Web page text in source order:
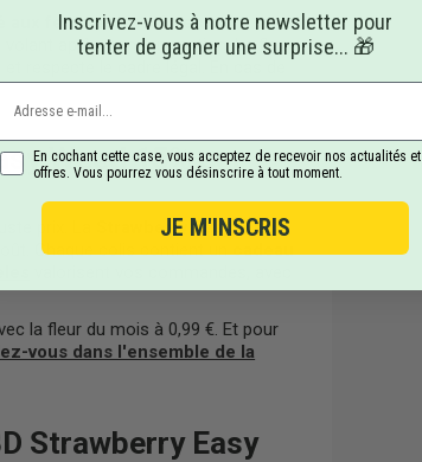
aux femmes enceintes ou
volant après consommation. La fleur
Weed 15% sur
prix. La
Strawberry Easy Weed
Chaque colis contient uncadeau
la fleur du mois à 0,99 €. Et pour
vous dans l'ensemble de la
Strawberry Easy
Inscrivez-vous à notre newsletter pour
tenter de gagner une surprise... 🎁
En cochant cette case, vous acceptez de recevoir nos actualités et
offres. Vous pourrez vous désinscrire à tout moment.
JE M'INSCRIS